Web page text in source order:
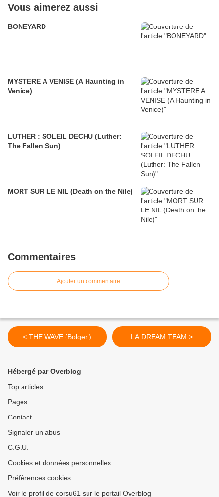
Vous aimerez aussi
BONEYARD
MYSTERE A VENISE (A Haunting in
Venice)
LUTHER : SOLEIL DECHU (Luther:
The Fallen Sun)
MORT SUR LE NIL (Death on the Nile)
Commentaires
Ajouter un commentaire
< THE WAVE (Bolgen) LA DREAM TEAM >
Hébergé par Overblog
Top articles
Pages
Contact
Signaler un abus
C.G.U.
Cookies et données personnelles
Préférences cookies
Voir le profil de corsu61 sur le portail Overblog